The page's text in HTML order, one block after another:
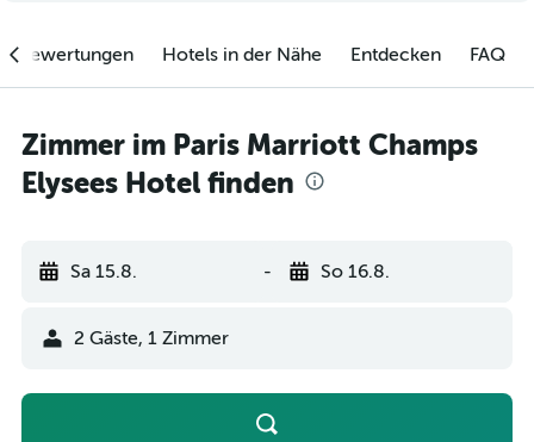
Hotels in der Nähe Entdecken FAQ
Zimmer im Paris Marriott Champs
Elysees Hotel finden
Sa 15.8. - So 16.8.
2 Gäste, 1 Zimmer